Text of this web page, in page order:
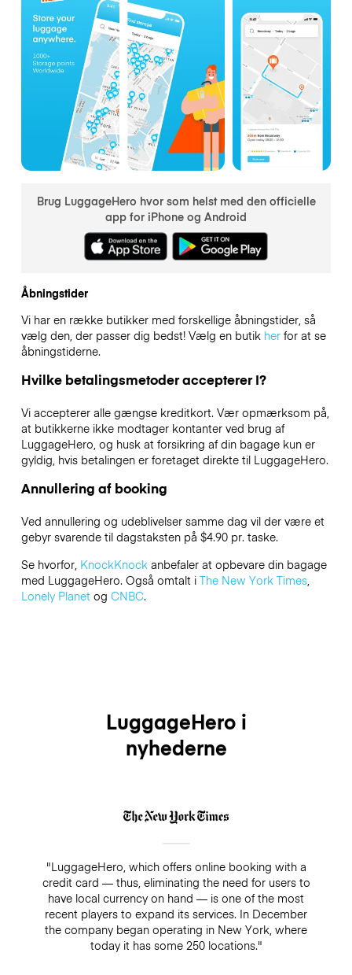
Brug LuggageHero hvor som helst med den officielle
app for iPhone og Android
Åbningstider
Vi har en række butikker med forskellige åbningstider, så
vælg den, der passer dig bedst! Vælg en butik herfor at se
åbningstiderne.
Hvilke betalingsmetoder accepterer I?
Vi accepterer alle gængse kreditkort. Vær opmærksom på,
at butikkerne ikke modtager kontanter ved brug af
LuggageHero, og husk at forsikring af din bagage kun er
gyldig, hvis betalingen er foretaget direkte til LuggageHero.
Annullering af booking
Ved annullering og udeblivelser samme dag vil der være et
gebyr svarende til dagstaksten på $4.90 pr. taske.
Se hvorfor, KnockKnockanbefaler at opbevare din bagage
med LuggageHero. Også omtalt i The New York Times,
Lonely Planetog CNBC.
LuggageHero i
nyhederne
"LuggageHero, which offers online booking with a
credit card — thus, eliminating the need for users to
have local currency on hand — is one of the most
recent players to expand its services. In December
the company began operating in New York, where
today it has some 250 locations."